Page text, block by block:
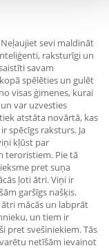
sevi maldināt
raksturīgi un
savam
spēlēties un gulēt
visas ģimenes, kurai
var uzvesties
atstāta novārtā, kas
spēcīgs raksturs. Ja
kļūst par
teroristiem. Pie tā
pret suņa
ļoti ātri. Viņi ir
garšīgs našķis.
mācās un labprāt
un tiem ir
pret svešiniekiem. Tās
netīšām ievainot